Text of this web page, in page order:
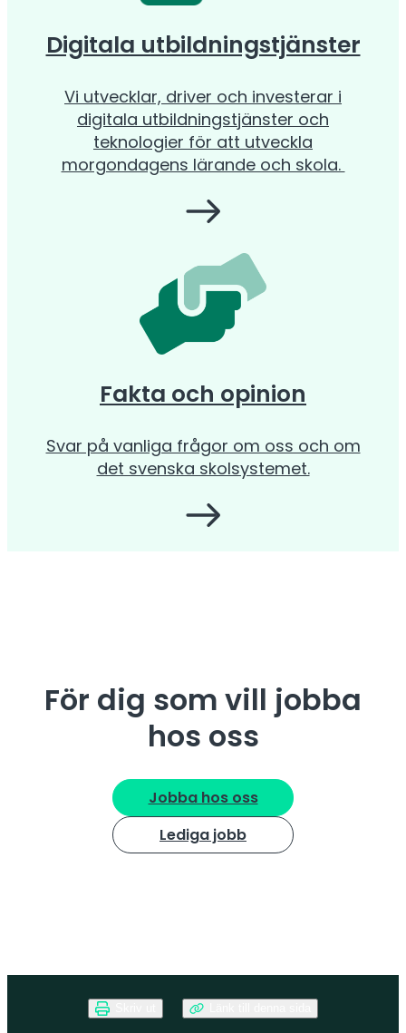
Digitala utbildningstjänster
Vi utvecklar, driver och investerar i
digitala utbildningstjänster och
teknologier för att utveckla
morgondagens lärande och skola.
Fakta och opinion
Svar på vanliga frågor om oss och om
det svenska skolsystemet.
För dig som vill jobba
hos oss
Jobba hos oss
Lediga jobb